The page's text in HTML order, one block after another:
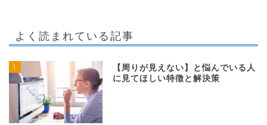
よく読まれている記事
1
【周りが見えない】と悩んでいる人
に見てほしい特徴と解決策